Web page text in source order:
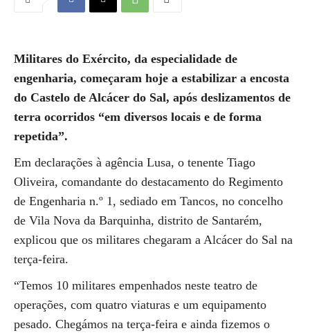
Militares do Exército, da especialidade de
engenharia, começaram hoje a estabilizar a encosta
do Castelo de Alcácer do Sal, após deslizamentos de
terra ocorridos “em diversos locais e de forma
repetida”.
Em declarações à agência Lusa, o tenente Tiago
Oliveira, comandante do destacamento do Regimento
de Engenharia n.º 1, sediado em Tancos, no concelho
de Vila Nova da Barquinha, distrito de Santarém,
explicou que os militares chegaram a Alcácer do Sal na
terça-feira.
“Temos 10 militares empenhados neste teatro de
operações, com quatro viaturas e um equipamento
pesado. Chegámos na terça-feira e ainda fizemos o